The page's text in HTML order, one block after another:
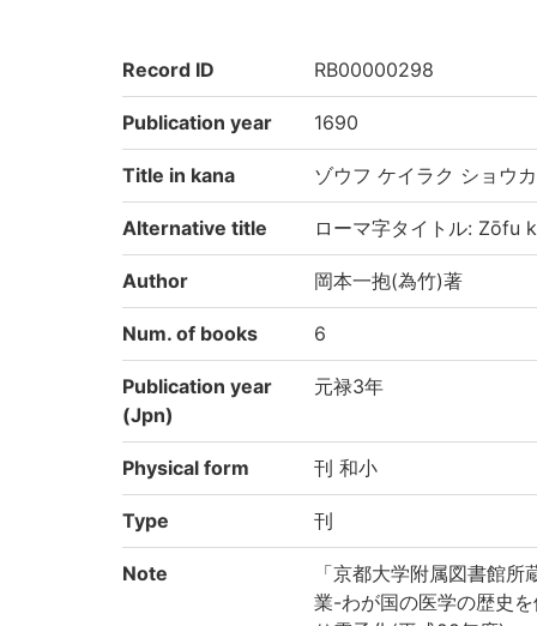
Record ID RB00000298
Publication year 1690
Title in kana ゾウフ ケイラク ショウ
Alternative title ローマ字タイトル: Zōfu
Author 岡本一抱(為竹)著
Num. of books 6
Publication year
(Jpn)
元禄3年
Physical form 刊 和小
Type 刊
Note
「京都大学附属図書館
業-わが国の医学の歴史